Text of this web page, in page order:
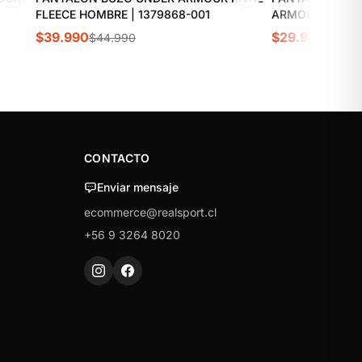
FLEECE HOMBRE | 1379868-001
$39.990$44.990
ARMOUR
$29.990
CONTACTO
Enviar mensaje
ecommerce@realsport.cl
+56 9 3264 8020